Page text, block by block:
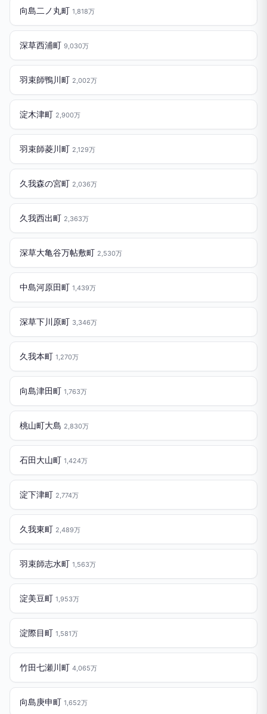
向島二ノ丸町 1,818万
深草西浦町 9,030万
羽束師鴨川町 2,002万
淀木津町 2,900万
羽束師菱川町 2,129万
久我森の宮町 2,036万
久我西出町 2,363万
深草大亀谷万帖敷町 2,530万
中島河原田町 1,439万
深草下川原町 3,346万
久我本町 1,270万
向島津田町 1,763万
桃山町大島 2,830万
石田大山町 1,424万
淀下津町 2,774万
久我東町 2,489万
羽束師志水町 1,563万
淀美豆町 1,953万
淀際目町 1,581万
竹田七瀬川町 4,065万
向島庚申町 1,652万